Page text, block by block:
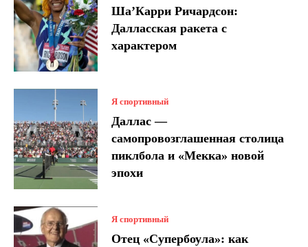
Ша’Карри Ричардсон:
Далласская ракета с
характером
Я спортивный
Даллас —
самопровозглашенная столица
пиклбола и «Мекка» новой
эпохи
Я спортивный
Отец «Супербоула»: как